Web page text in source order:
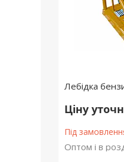
Лебідка
Ціну
Під
Оптом і в